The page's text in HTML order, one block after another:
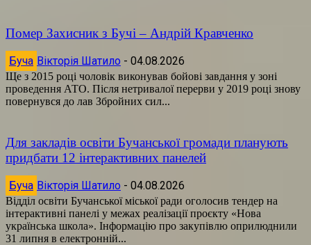
Помер Захисник з Бучі – Андрій Кравченко
Буча Вікторія Шатило - 04.08.2026
Ще з 2015 році чоловік виконував бойові завдання у зоні
проведення АТО. Після нетривалої перерви у 2019 році знову
повернувся до лав Збройних сил...
Для закладів освіти Бучанської громади планують
придбати 12 інтерактивних панелей
Буча Вікторія Шатило - 04.08.2026
Відділ освіти Бучанської міської ради оголосив тендер на
інтерактивні панелі у межах реалізації проєкту «Нова
українська школа». Інформацію про закупівлю оприлюднили
31 липня в електронній...